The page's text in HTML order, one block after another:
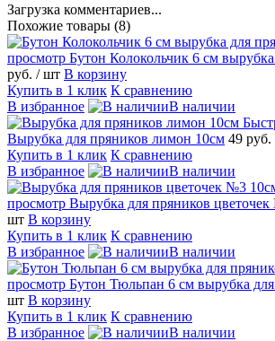
Загрузка комментариев...
Похожие товары (8)
просмотр Бутон Колокольчик 6 см
руб. / шт В корзину
Купить в 1 клик К сравнению
В избранное
В наличии
Вырубка для пряников лимон 10см 49 руб.
Купить в 1 клик К сравнению
В избранное
В наличии
просмотр Вырубка для пряников
шт В корзину
Купить в 1 клик К сравнению
В избранное
В наличии
просмотр Бутон Тюльпан 6 см вырубка
шт В корзину
Купить в 1 клик К сравнению
В избранное
В наличии